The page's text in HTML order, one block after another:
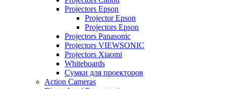
Projectors Epson
Projector Epson
Projectors Epson
Projectors Panasonic
Projectors VIEWSONIC
Projectors Xiaomi
Whiteboards
Сумки для проекторов
Action Cameras